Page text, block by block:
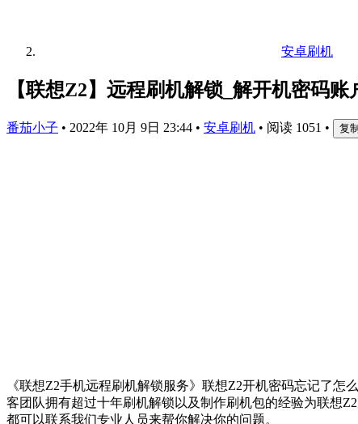
安卓刷机
【联想Z2】远程刷机解锁_解开机密码
番茄小子 • 2022年 10月 9日 23:44 • 安卓刷机 • 阅读 1051 • 复
《联想Z2手机远程刷机解锁服务》联想Z2开机密码忘记了怎
客团队拥有超过十年刷机解锁以及制作刷机包的经验为联想
都可以联系我们专业人员来帮你解决你的问题。